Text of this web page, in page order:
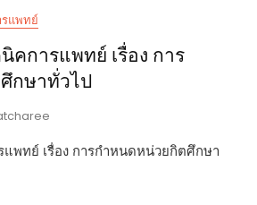
รแพทย์
คการแพทย์ เรื่อง การ
กษาทั่วไป
พทย์ เรื่อง การกำหนดหน่วยกิตศึกษา